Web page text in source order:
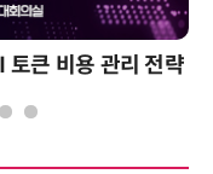
토큰 비용 관리 전략